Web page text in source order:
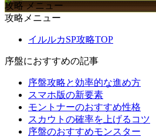
攻略 メニュー
攻略メニュー
イルルカSP攻略TOP
序盤におすすめの記事
序盤攻略と効率的な進め方
スマホ版の新要素
モントナーのおすすめ性格
スカウトの確率を上げるコツ
序盤のおすすめモンスター